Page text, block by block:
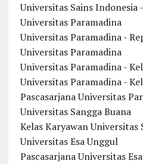
Universitas Sains Indonesia
Universitas Paramadina
Universitas Paramadina -
Universitas Paramadina
Universitas Paramadina -
Universitas Paramadina -
Pascasarjana Universitas
Universitas Sangga Buana
Kelas Karyawan Universitas
Universitas Esa Unggul
Pascasarjana Universitas